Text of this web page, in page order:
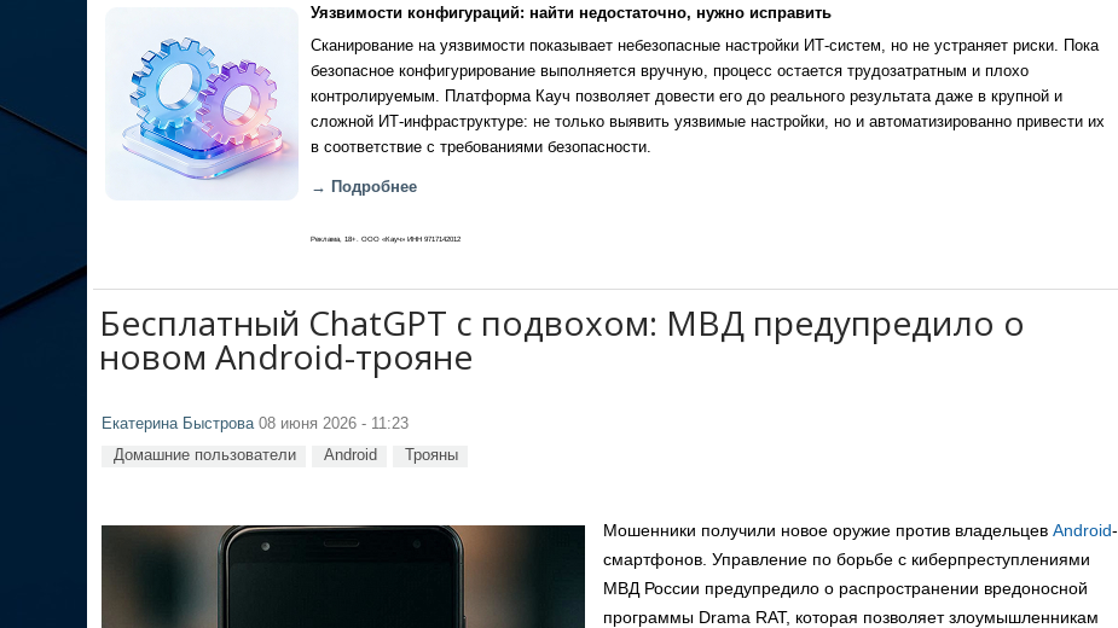
Уязвимости конфигураций: найти недостаточно, нужно исправить
Сканирование на уязвимости показывает небезопасные настройки ИТ-систем, но не устраняет риски. Пока
безопасное конфигурирование выполняется вручную, процесс остается трудозатратным и плохо
контролируемым. Платформа Кауч позволяет довести его до реального результата даже в крупной и
сложной ИТ-инфраструктуре: не только выявить уязвимые настройки, но и автоматизированно привести их
в соответствие с требованиями безопасности.
→ Подробнее
Реклама, 18+. ООО «Кауч» ИНН 9717142012
Бесплатный ChatGPT с подвохом: МВД предупредило о
новом Android-трояне
Екатерина Быстрова08 июня 2026 - 11:23
Домашние пользователи Android Трояны
Мошенники получили новое оружие против владельцев Android-
смартфонов. Управление по борьбе с киберпреступлениями
МВД России предупредило о распространении вредоносной
программы Drama RAT, которая позволяет злоумышленникам